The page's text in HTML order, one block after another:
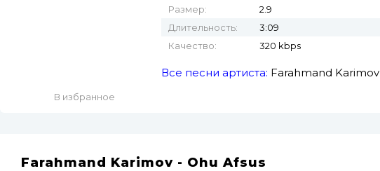
В избранное
Размер:
2.9
Длительность:
3:09
Качество:
320 kbps
Все песни артиста: Farahmand Karimov
Farahmand Karimov - Ohu Afsus